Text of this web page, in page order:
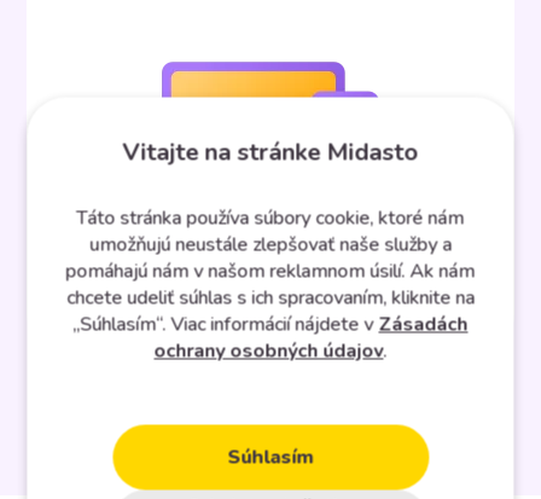
Zobraziť všetky integrácie
Vitajte na stránke Midasto
Táto stránka používa súbory cookie, ktoré nám
umožňujú neustále zlepšovať naše služby a
pomáhajú nám v našom reklamnom úsilí. Ak nám
chcete udeliť súhlas s ich spracovaním, kliknite na
„Súhlasím“. Viac informácií nájdete vZásadách
ochrany osobných údajov.
Súhlasím